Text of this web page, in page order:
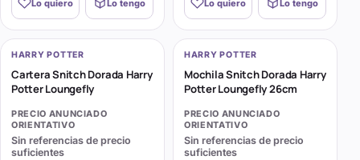
Lo quiero Lo tengo Lo quiero Lo tengo
HARRY POTTER
Cartera Snitch Dorada Harry
Potter Loungefly
PRECIO ANUNCIADO
ORIENTATIVO
Sin referencias de precio
suficientes
HARRY POTTER
Mochila Snitch Dorada Harry
Potter Loungefly 26cm
PRECIO ANUNCIADO
ORIENTATIVO
Sin referencias de precio
suficientes